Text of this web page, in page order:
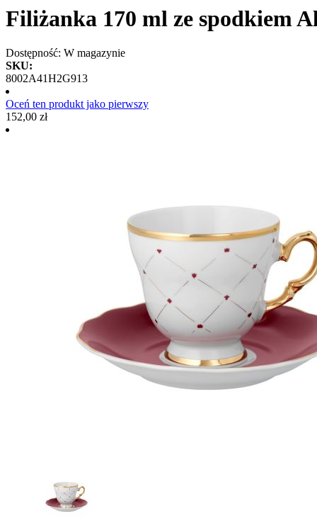
Filiżanka 170 ml ze spodkiem
Dostępność: W magazynie
SKU:
8002A41H2G913
Oceń ten produkt jako pierwszy
152,00 zł